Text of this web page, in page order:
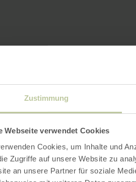
Zustimmung
Webseite verwendet Cookies
Cookies, um Inhalte und
Zugriffe auf unsere Website zu
an unsere Partner für soziale